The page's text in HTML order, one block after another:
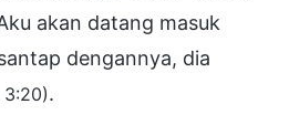
akan datang masuk
dengannya, dia
3:20).